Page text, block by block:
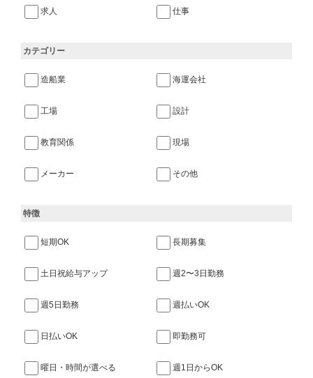
求人 仕事
カテゴリー
造船業 海運会社
工場 設計
教育関係 現場
メーカー その他
特徴
短期OK 長期募集
土日祝給与アップ 週2〜3日勤務
週5日勤務 週払いOK
日払いOK 即勤務可
曜日・時間が選べる 週1日からOK